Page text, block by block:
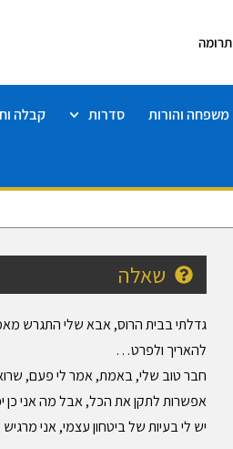
תרומה
משפחה והורות סדרות קבלה
שאלה
גדלתי בבית הרוס, אבא שלי התגרש
להאריך ולפרט…
חבר טוב שלי, באמת, אמר לי פעם,
אפשרות לתקן את הכל, אבל מה אני כן
יש לי בעיות של ביטחון עצמי, אני